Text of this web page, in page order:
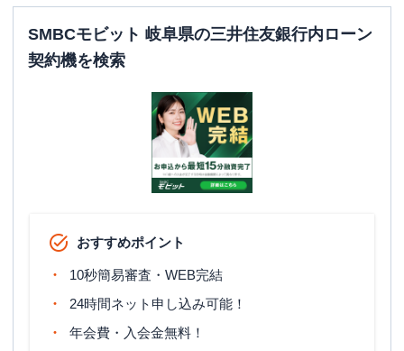
SMBCモビット 岐阜県の三井住友銀行内ローン
契約機を検索
おすすめポイント
10秒簡易審査・WEB完結
24時間ネット申し込み可能！
年会費・入会金無料！